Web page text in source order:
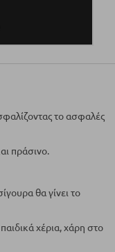
το ασφαλές
πράσινο.
θα γίνει το
χέρια, χάρη στο